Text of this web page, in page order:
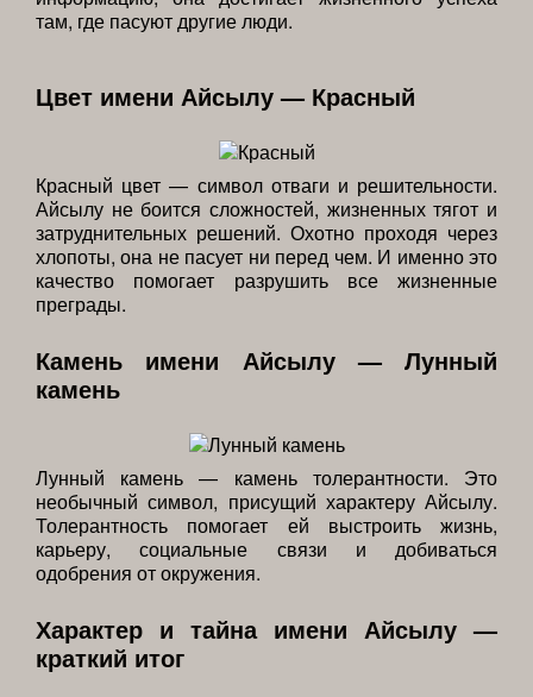
там, где пасуют другие люди.
Цвет имени Айсылу — Красный
Красный цвет — символ отваги и решительности.
Айсылу не боится сложностей, жизненных тягот и
затруднительных решений. Охотно проходя через
хлопоты, она не пасует ни перед чем. И именно это
качество помогает разрушить все жизненные
преграды.
Камень имени Айсылу — Лунный
камень
Лунный камень — камень толерантности. Это
необычный символ, присущий характеру Айсылу.
Толерантность помогает ей выстроить жизнь,
карьеру, социальные связи и добиваться
одобрения от окружения.
Характер и тайна имени Айсылу —
краткий итог